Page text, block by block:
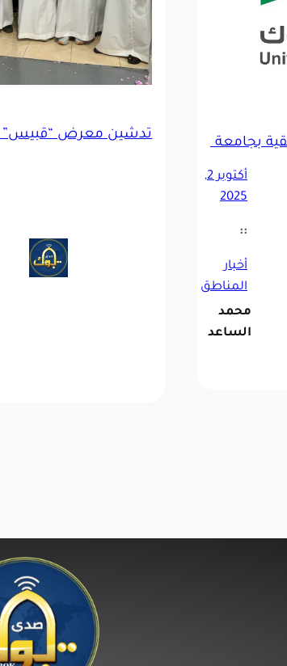
تبوك يحققن ميدالية ذهبية و3 جوائز عالمية
أكتوبر 2,
2025
::
أخبار
المناطق
محمد
الساعد
تدشين معرض “قبيس”